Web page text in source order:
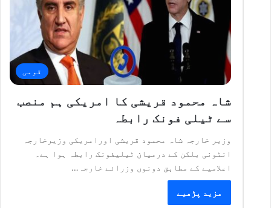
قومی
شاہ محمود قریشی کا امریکی ہم منصب
سے ٹیلی فونک رابطہ
وزیر خارجہ شاہ محمود قریشی اورامریکی وزیرخارجہ
انٹونی بلکن کے درمیان ٹیلیفونک رابطہ ہوا ہے۔
اعلامیے کے مطابق دونوں وزرائے خارجہ…
مزید پڑھیے